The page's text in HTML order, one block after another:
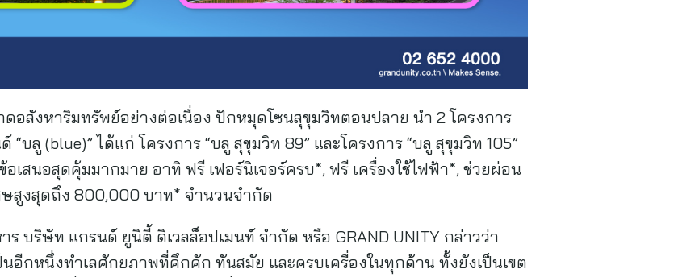
อสังหาริมทรัพย์อย่างต่อเนื่อง ปักหมุดโซนสุขุมวิทตอนปลาย นำ 2 โครงการ
บลู (blue)” ได้แก่ โครงการ “บลู สุขุมวิท 89” และโครงการ “บลู สุขุมวิท 105”
เสนอสุดคุ้มมากมาย อาทิ ฟรี เฟอร์นิเจอร์ครบ*, ฟรี เครื่องใช้ไฟฟ้า*, ช่วยผ่อน
สูงสุดถึง 800,000 บาท* จำนวนจำกัด
บริษัท แกรนด์ ยูนิตี้ ดิเวลล็อปเมนท์ จำกัด หรือ GRAND UNITY กล่าวว่า
อีกหนึ่งทำเลศักยภาพที่คึกคัก ทันสมัย และครบเครื่องในทุกด้าน ทั้งยังเป็นเขต